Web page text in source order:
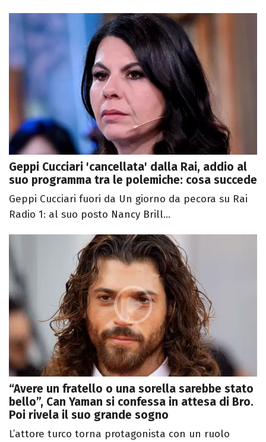
Geppi Cucciari 'cancellata' dalla Rai, addio al
suo programma tra le polemiche: cosa succede
Geppi Cucciari fuori da Un giorno da pecora su Rai
Radio 1: al suo posto Nancy Brill...
“Avere un fratello o una sorella sarebbe stato
bello”, Can Yaman si confessa in attesa di Bro.
Poi rivela il suo grande sogno
L’attore turco torna protagonista con un ruolo